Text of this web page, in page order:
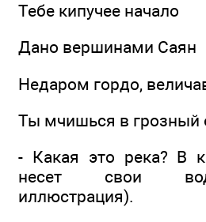
Тебе кипучее начало
Дано вершинами Саян
Недаром гордо,
Ты мчишься в грозный
- Какая это река? В
несет свои
иллюстрация).